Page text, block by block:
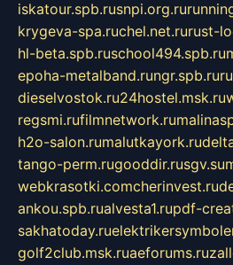
iskatour.spb.rusnpi.org.ru
krygeva-spa.ruchel.net.rurust-
hl-beta.spb.ruschool494.spb.ru
epoha-metalband.rungr.spb.ru
dieselvostok.ru24hostel.msk.ru
regsmi.rufilmnetwork.ru
h2o-salon.rumalutkayork.ru
tango-perm.rugooddir.rusgv.su
webkrasotki.comcherinvest.ru
ankou.spb.rualvesta1.rupdf-
sakhatoday.ru
golf2club.msk.ruaeforums.ru